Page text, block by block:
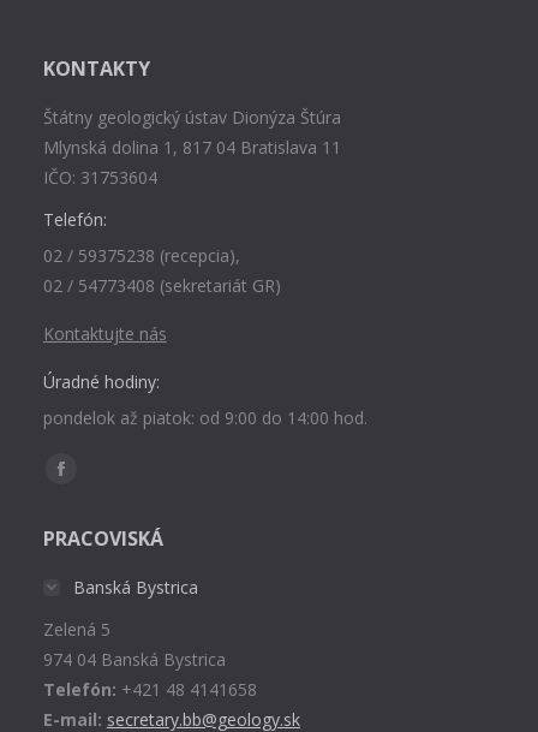
KONTAKTY
Štátny geologický ústav Dionýza Štúra
Mlynská dolina 1, 817 04 Bratislava 11
IČO: 31753604
Telefón:
02 / 59375238 (recepcia),
02 / 54773408 (sekretariát GR)
Kontaktujte nás
Úradné hodiny:
pondelok až piatok: od 9:00 do 14:00 hod.
Find us on:
Facebook
opens
window
PRACOVISKÁ
Banská Bystrica
Zelená 5
974 04 Banská Bystrica
Telefón: +421 48 4141658
E-mail: secretary.bb@geology.sk